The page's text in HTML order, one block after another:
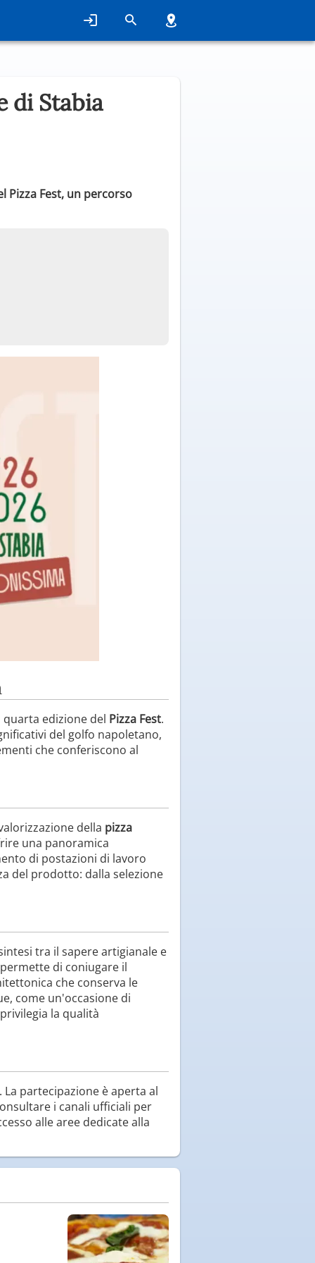
di Stabia
Pizza Fest, un percorso
edizione del Pizza Fest.
del golfo napoletano,
che conferiscono al
della pizza
una panoramica
di postazioni di lavoro
del prodotto: dalla selezione
tra il sapere artigianale e
di coniugare il
che conserva le
come un'occasione di
la qualità
partecipazione è aperta al
i canali ufficiali per
alle aree dedicate alla